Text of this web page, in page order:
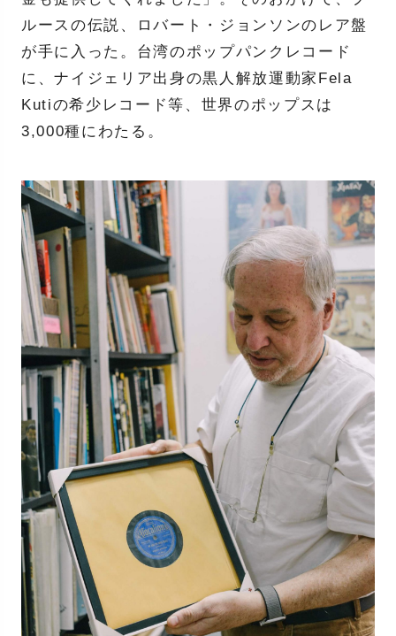
ルースの伝説、ロバート・ジョンソンのレア盤
が手に入った。台湾のポップパンクレコード
に、ナイジェリア出身の黒人解放運動家Fela
Kutiの希少レコード等、世界のポップスは
3,000種にわたる。